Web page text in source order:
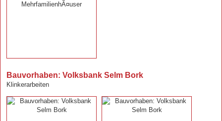
Bauvorhaben: Volksbank Selm Bork
Klinkerarbeiten